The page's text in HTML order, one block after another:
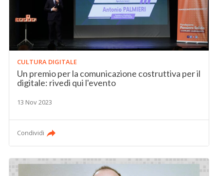
CULTURA DIGITALE
Un premio per la comunicazione costruttiva per il
digitale: rivedi qui l'evento
13 Nov 2023
Condividi